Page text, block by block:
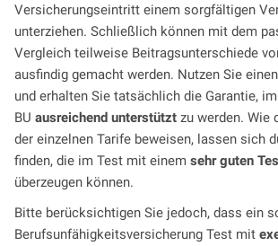
Versicherungseintritt einem sorgfältigen
unterziehen. Schließlich können mit dem
Vergleich teilweise Beitragsunterschiede
ausfindig gemacht werden. Nutzen Sie
und erhalten Sie tatsächlich die Garantie,
BU ausreichend unterstütztzu werden. Wie
der einzelnen Tarife beweisen, lassen sich
finden, die im Test mit einem sehr guten
überzeugen können.
Bitte berücksichtigen Sie jedoch, dass ein
Berufsunfähigkeitsversicherung Test mit